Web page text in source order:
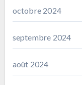
octobre 2024
septembre 2024
août 2024